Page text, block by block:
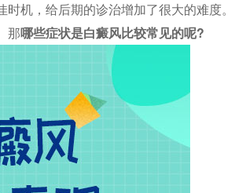
机，给后期的诊治增加了很大的难度。
那哪些症状是白癜风比较常见的呢?